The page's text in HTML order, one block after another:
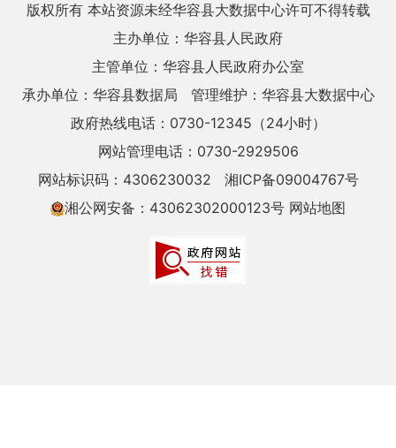
版权所有 本站资源未经华容县大数据中心许可不得转载
主办单位：华容县人民政府
主管单位：华容县人民政府办公室
承办单位：华容县数据局
管理维护：华容县大数据中心
政府热线电话：0730-12345（24小时）
网站管理电话：0730-2929506
网站标识码：4306230032
湘ICP备09004767号
湘公网安备：43062302000123号 网站地图